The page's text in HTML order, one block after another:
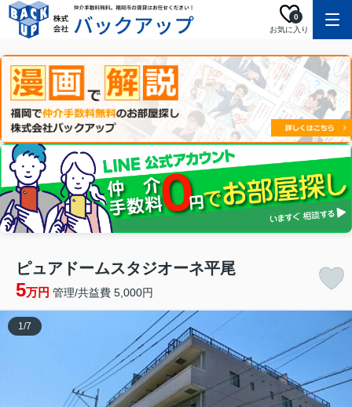
お気に入り
0
ピュアドームスタジオーネ平尾
5万円 管理/共益費 5,000円
1/7